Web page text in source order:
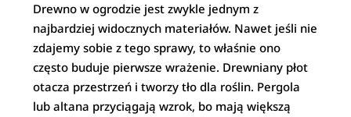
Drewno w ogrodzie jest zwykle jednym z
najbardziej widocznych materiałów. Nawet jeśli nie
zdajemy sobie z tego sprawy, to właśnie ono
często buduje pierwsze wrażenie. Drewniany płot
otacza przestrzeń i tworzy tło dla roślin. Pergola
lub altana przyciągają wzrok, bo mają większą